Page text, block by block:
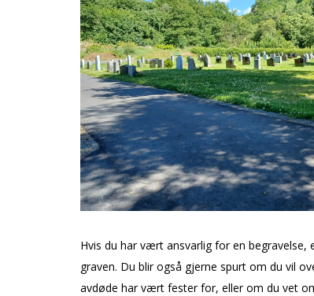
Hvis du har vært ansvarlig for en
graven. Du blir også gjerne spurt om du vil
avdøde har vært fester for, eller om du vet